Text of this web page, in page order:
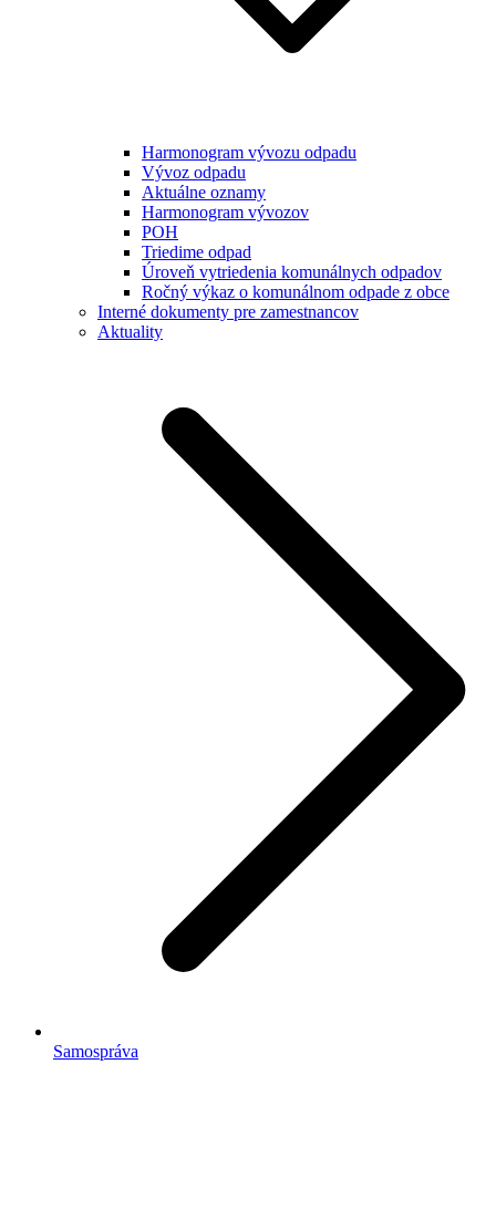
Harmonogram vývozu odpadu
Vývoz odpadu
Aktuálne oznamy
Harmonogram vývozov
POH
Triedime odpad
Úroveň vytriedenia komunálnych odpadov
Ročný výkaz o komunálnom odpade z obce
Interné dokumenty pre zamestnancov
Aktuality
Samospráva